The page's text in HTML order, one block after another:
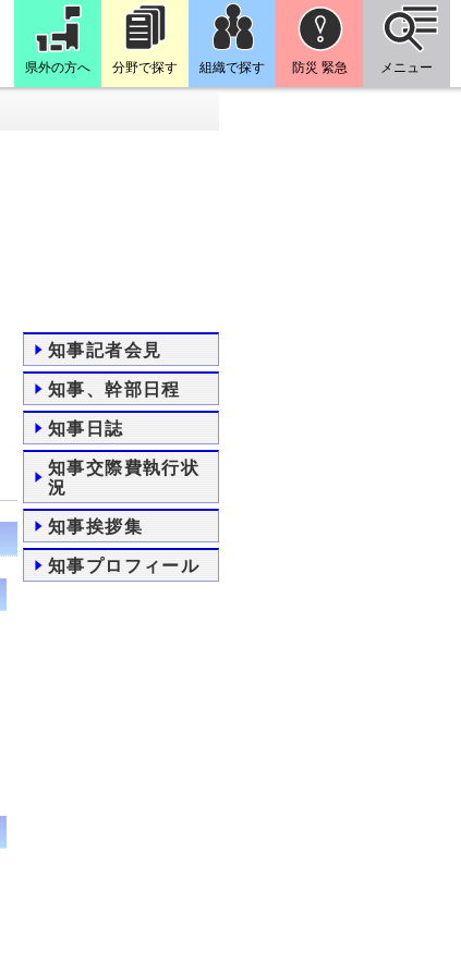
県外の方へ 分野で探す 組織で探す 防災 緊急 メニュー
知事記者会見
知事、幹部日程
知事日誌
知事交際費執行状
況
知事挨拶集
知事プロフィール